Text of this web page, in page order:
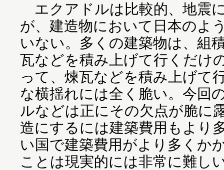
エクアドルは比較的、地震
が、建造物において日本のよ
いない。多くの建築物は、組
瓦などを積み上げて行くだけ
って、煉瓦などを積み上げて
な横揺れには全く脆い。今回
ルなどは正にその欠点が脆に
造にするには建築費用もより
い国で建築費用がより多くか
ことは現実的には非常に難し